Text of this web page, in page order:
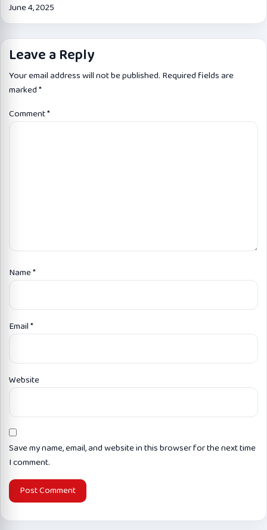
June 4, 2025
Leave a Reply
Your email address will not be published. Required fields are
marked*
Comment*
Name*
Email*
Website
Save my name, email, and website in this browser for the next time
I comment.